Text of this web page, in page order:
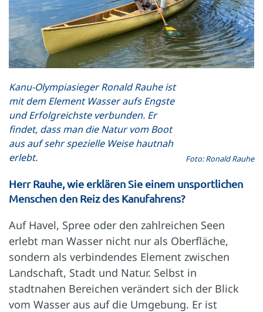
Kanu-Olympiasieger Ronald Rauhe ist
mit dem Element Wasser aufs Engste
und Erfolgreichste verbunden. Er
findet, dass man die Natur vom Boot
aus auf sehr spezielle Weise hautnah
erlebt.
Foto: Ronald Rauhe
Herr Rauhe, wie erklären Sie einem unsportlichen
Menschen den Reiz des Kanufahrens?
Auf Havel, Spree oder den zahlreichen Seen
erlebt man Wasser nicht nur als Oberfläche,
sondern als verbindendes Element zwischen
Landschaft, Stadt und Natur. Selbst in
stadtnahen Bereichen verändert sich der Blick
vom Wasser aus auf die Umgebung. Er ist